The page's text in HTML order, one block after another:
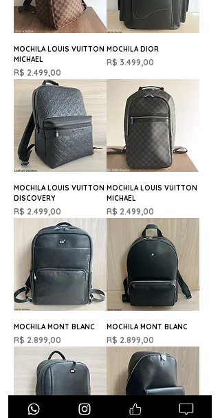
MOCHILA LOUIS VUITTON
MICHAEL
Preço
R$ 2.499,00
MOCHILA DIOR
Preço
R$ 3.499,00
MOCHILA LOUIS VUITTON
DISCOVERY
Preço
R$ 2.499,00
MOCHILA LOUIS VUITTON
MICHAEL
Preço
R$ 2.499,00
MOCHILA MONT BLANC
Preço
R$ 2.899,00
MOCHILA MONT BLANC
Preço
R$ 2.899,00